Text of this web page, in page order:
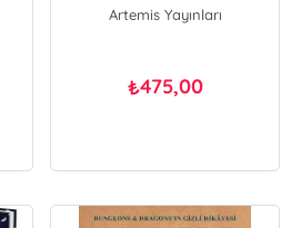
Artemis Yayınları
₺475,00